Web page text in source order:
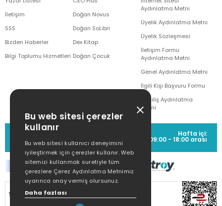
İletişim
SSS
Bizden Haberler
Bilgi Toplumu Hizmetleri
Doğan Novus
Doğan SoLibri
Dex Kitap
Doğan Çocuk
Aydınlatma Metni
Üyelik Aydınlatma Metni
Üyelik Sözleşmesi
İletişim Formu
Aydınlatma Metni
Genel Aydınlatma Metni
İlgili Kişi Başvuru Formu
Çekiliş Aydınlatma
Metni
MÜŞTERİ HİZMETLERİ
(0212) 373 77 00
Hafta içi:
09:00 - 18:00 arası
SİTEMİZ
KORUNMAKTADIR.
Bu web sitesi çerezler
kullanır
Bu web sitesi kullanıcı deneyimini
iyileştirmek için çerezler kullanır. Web
sitemizi kullanmak suretiyle tüm
çerezlere Çerez Aydınlatma Metnimiz
uyarınca onay vermiş olursunuz.
Daha fazlası